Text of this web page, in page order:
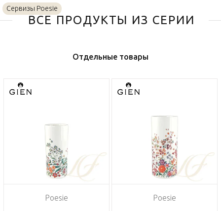
Сервизы Poesie
ВСЕ ПРОДУКТЫ ИЗ СЕРИИ
Отдельные товары
Poesie Poesie